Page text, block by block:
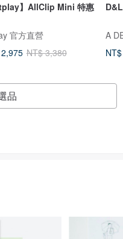
】AllClip Mini 特惠
官方直營
NT$ 3,380
A
品